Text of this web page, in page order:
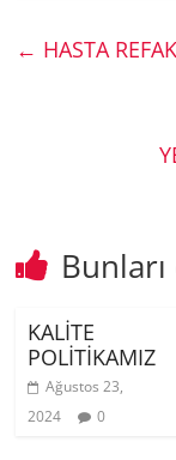
← HASTA
KALİTE
POLİTİKAMIZ
Ağustos 23,
2024
0